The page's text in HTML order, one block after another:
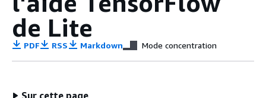
de Lite
PDF RSS Markdown Mode concentration
Sur cette page